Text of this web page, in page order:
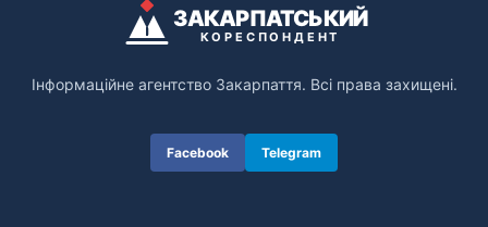
ЗАКАРПАТСЬКИЙ
КОРЕСПОНДЕНТ
Інформаційне агентство Закарпаття. Всі права захищені.
Facebook Telegram